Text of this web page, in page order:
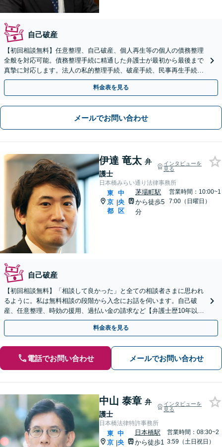
自己破産
【初回相談無料】任意整理、自己破産、個人再生等の個人の債務整理
全般を対応可能。債務整理手続に精通した弁護士が最初から最後まで
真摯に対応します。法人の私的整理手続、破産手続、民事再生手続、
経営者保証ガイドライン案件の対応も可能です。
料金表を見る
メールでお問い合わせ
伊達 竜太 弁
護士
インタビューを
見る
日本橋みらい通り法律事務所
東
京
都
|
中
央
区
茅場町駅
から徒歩5
分
営業時間：10:00~1
7:00（日曜日）
自己破産
【初回相談無料】「相談して良かった」と全ての相談者さまに思われ
るように。私は無料相談の段階から入念にお話を伺います。自己破
産、任意整理、時効の援用、過払い金の請求など【弁護士歴10年以
上】【茅場町駅2分】
料金表を見る
電話でお問い合わせ メールでお問い合わせ
中山 泰章 弁
護士
インタビューを
見る
日本橋法律特許事務所
東
京 |
中
央
日本橋駅
から徒歩1
営業時間：08:30~2
3:59（土日祝日）